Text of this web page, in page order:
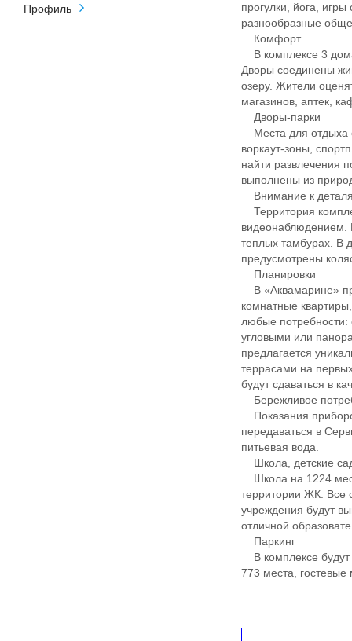
Профиль
прогулки, йога,
разнообразные
Комфорт
В комплексе 3
Дворы соединены
озеру. Жители
магазинов, аптек,
Дворы-парки
Места для отдыха
воркаут-зоны,
найти развлечения
выполнены из
Внимание к
Территория
видеонаблюдением.
теплых тамбурах. В
предусмотрены
Планировки
В «Аквамарине»
комнатные
любые потребности:
угловыми или
предлагается
террасами на
будут сдаваться в
Бережливое
Показания
передаваться в
питьевая вода.
Школа, детские
Школа на 1224
территории ЖК. Все
учреждения будут
отличной
Паркинг
В комплексе будут
773 места, гостевые